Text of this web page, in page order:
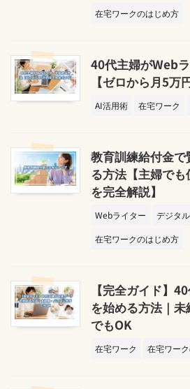
在宅ワークのはじめ方
40代主婦がWeb
【ゼロから月5万
AI活用術 在宅ワーク
教育訓練給付金
る方法【主婦で
を完全解説】
Webライター デジタ
在宅ワークのはじめ方
【完全ガイド】
を始める方法｜
でもOK
在宅ワーク 在宅ワー